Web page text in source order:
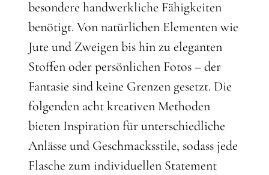
besondere handwerkliche Fähigkeiten
benötigt. Von natürlichen Elementen wie
Jute und Zweigen bis hin zu eleganten
Stoffen oder persönlichen Fotos – der
Fantasie sind keine Grenzen gesetzt. Die
folgenden acht kreativen Methoden
bieten Inspiration für unterschiedliche
Anlässe und Geschmacksstile, sodass jede
Flasche zum individuellen Statement